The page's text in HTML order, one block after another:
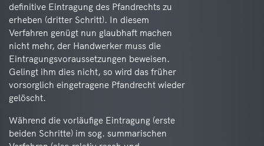
definitive Eintragung des Pfandrechts zu
erheben (dritter Schritt). In diesem
Verfahren genügt nun glaubhaft machen
nicht mehr, der Handwerker muss die
Eintragungsvoraussetzungen beweisen.
Gelingt ihm dies nicht, so wird das früher
vorsorglich eingetragene Pfandrecht wieder
gelöscht.
Während die vorläufige Eintragung (erste
beiden Schritte) im sog. summarischen